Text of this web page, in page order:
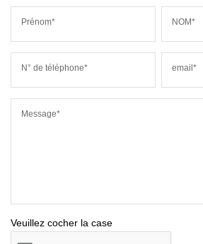
Prénom* NOM*
N° de téléphone* email*
Message*
Veuillez cocher la case